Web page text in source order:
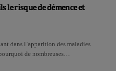
le risque de démence et
dans l’apparition des maladies
de nombreuses…